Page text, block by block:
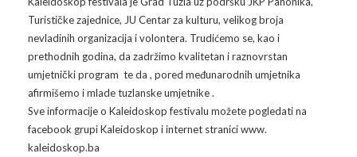
Arhiva
Kontakt
Turističke zajednice, JU Centar za kulturu, velikog broja
nevladinih organizacija i volontera. Trudićemo se, kao i
prethodnih godina, da zadržimo kvalitetan i raznovrstan
umjetnički program te da , pored međunarodnih umjetnika
afirmišemo i mlade tuzlanske umjetnike .
Sve informacije o Kaleidoskop festivalu možete pogledati na
facebook grupi Kaleidoskop i internet stranici www.
kaleidoskop.ba